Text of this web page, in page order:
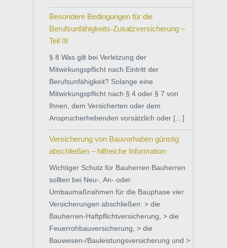
Besondere Bedingungen für die
Berufsunfähigkeits-Zusatzversicherung –
Teil III
§ 8 Was gilt bei Verletzung der
Mitwirkungspflicht nach Eintritt der
Berufsunfähigkeit? Solange eine
Mitwirkungspflicht nach § 4 oder § 7 von
Ihnen, dem Versicherten oder dem
Ansprucherhebenden vorsätzlich oder […]
Versicherung von Bauvorhaben günstig
abschließen – hilfreiche Information
Wichtiger Schutz für Bauherren Bauherren
sollten bei Neu-, An- oder
Umbaumaßnahmen für die Bauphase vier
Versicherungen abschließen: > die
Bauherren-Haftpflichtversicherung, > die
Feuerrohbauversicherung, > die
Bauwesen-/Bauleistungsversicherung und >